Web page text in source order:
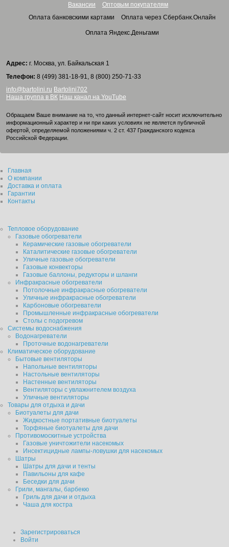
Вакансии
Оптовым покупателям
Оплата банковскими картами
Оплата через Сбербанк.Онлайн
Оплата Яндекс.Деньгами
Адрес: г. Москва, ул. Байкальская 1
Телефон: 8 (499) 381-18-91, 8 (800) 250-71-33
info@bartolini.ru Bartolini702
Наша группа в ВК Наш канал на YouTube
Обращаем Ваше внимание на то, что данный интернет-сайт носит исключительно
информационный характер и ни при каких условиях не является публичной
офертой, определяемой положениями ч. 2 ст. 437 Гражданского кодекса
Российской Федерации.
Главная
О компании
Доставка и оплата
Гарантии
Контакты
Тепловое оборудование
Газовые обогреватели
Керамические газовые обогреватели
Каталитические газовые обогреватели
Уличные газовые обогреватели
Газовые конвекторы
Газовые баллоны, редукторы и шланги
Инфракрасные обогреватели
Потолочные инфракрасные обогреватели
Уличные инфракрасные обогреватели
Карбоновые обогреватели
Промышленные инфракрасные обогреватели
Столы с подогревом
Системы водоснабжения
Водонагреватели
Проточные водонагреватели
Климатическое оборудование
Бытовые вентиляторы
Напольные вентиляторы
Настольные вентиляторы
Настенные вентиляторы
Вентиляторы с увлажнителем воздуха
Уличные вентиляторы
Товары для отдыха и дачи
Биотуалеты для дачи
Жидкостные портативные биотуалеты
Торфяные биотуалеты для дачи
Противомоскитные устройства
Газовые уничтожители насекомых
Инсектицидные лампы-ловушки для насекомых
Шатры
Шатры для дачи и тенты
Павильоны для кафе
Беседки для дачи
Грили, мангалы, барбекю
Гриль для дачи и отдыха
Чаша для костра
Зарегистрироваться
Войти